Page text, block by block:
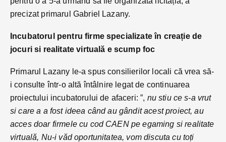
precizat primarul Gabriel Lazany.
Incubatorul pentru firme specializate în creație de
jocuri si realitate virtuală e scump foc
Primarul Lazany le-a spus consilierilor locali că vrea să-
i consulte într-o altă întâlnire legat de continuarea
proiectului incubatorului de afaceri: ”, nu stiu ce s-a vrut
si care a a fost ideea când au gândit acest proiect, au
acces doar firmele cu cod CAEN pe egaming si realitate
virtuală, Nu-i văd oportunitatea, vom discuta cu toți